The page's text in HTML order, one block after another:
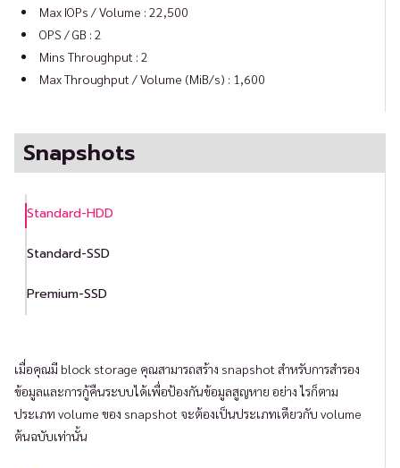
Max IOPs / Volume : 22,500
OPS / GB : 2
Mins Throughput : 2
Max Throughput / Volume (MiB/s) : 1,600
Snapshots
Standard-HDD
Standard-SSD
Premium-SSD
เมื่อคุณมี block storage คุณสามารถสร้าง snapshot สำหรับการสำรอง
ข้อมูลและการกู้คืนระบบได้เพื่อป้องกันข้อมูลสูญหาย อย่าง ไรก็ตาม
ประเภท volume ของ snapshot จะต้องเป็นประเภทเดียวกับ volume
ต้นฉบับเท่านั้น